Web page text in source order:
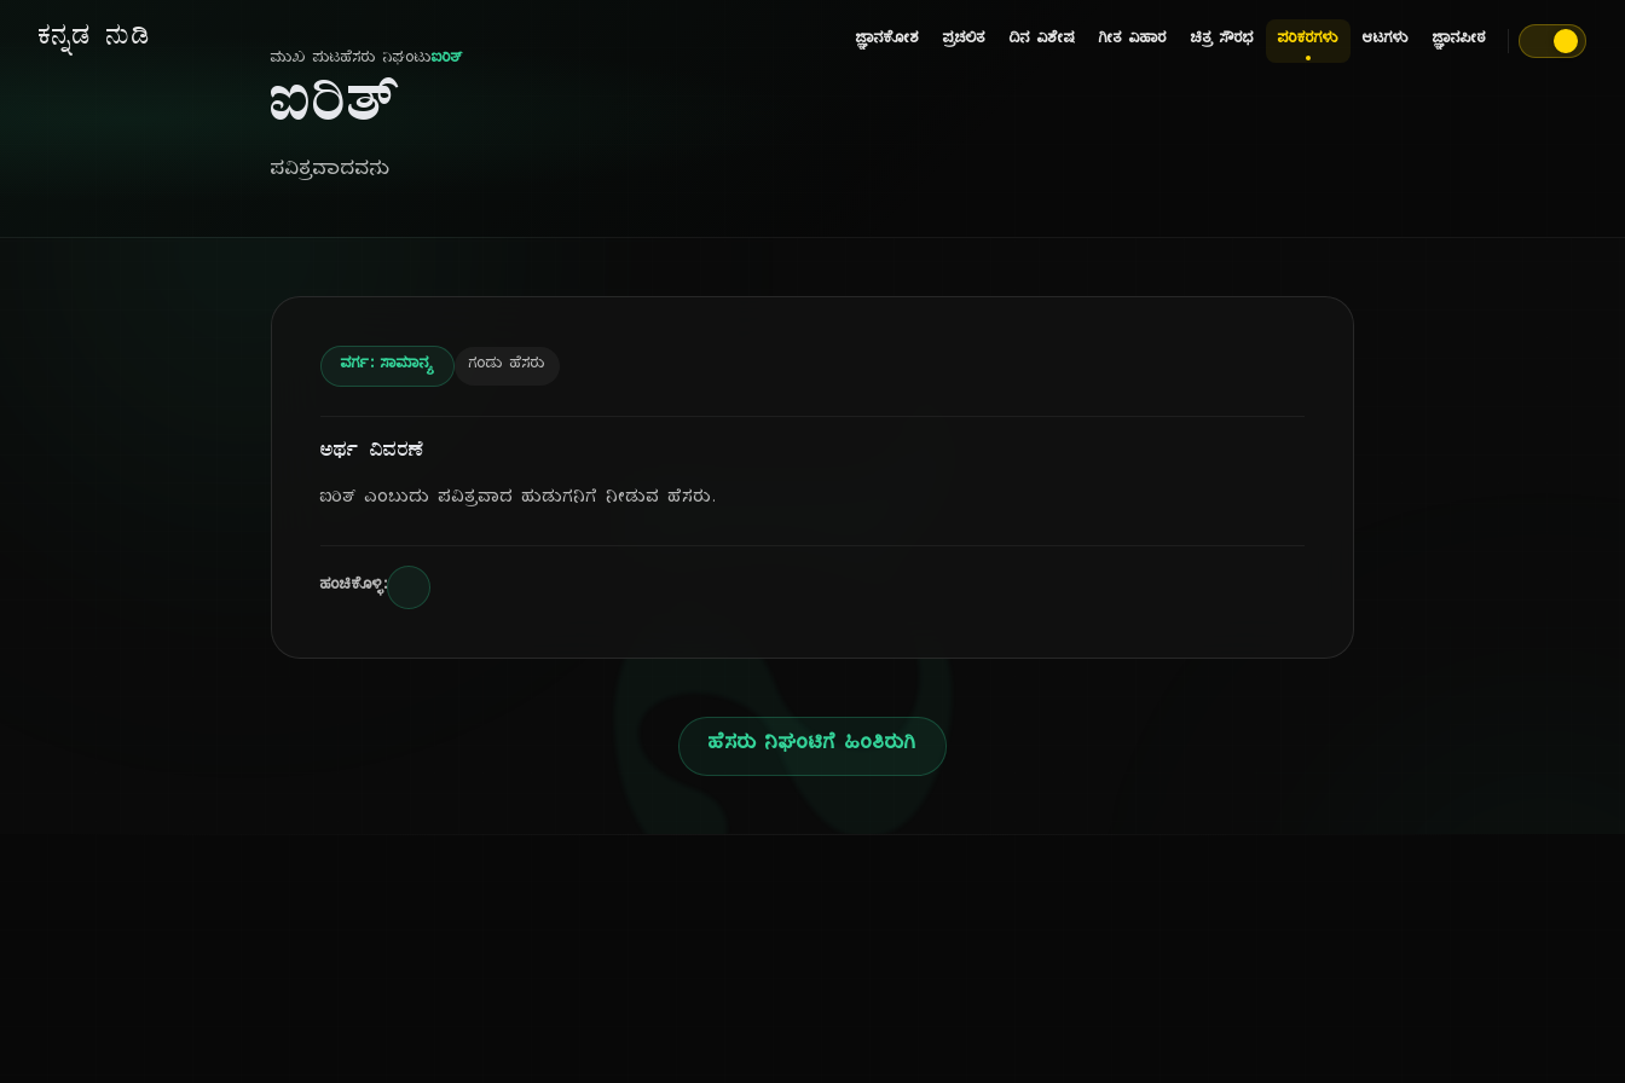
ಕನ್ನಡ ನುಡಿ ಜ್ಞಾನಕೋಶ ಪ್ರಚಲಿತ ದಿನ ವಿಶೇಷ ಗೀತ ವಿಹಾರ ಚಿತ್ರ ಸೌರಭ ಪರಿಕರಗಳು ಆಟಗಳು ಜ್ಞಾನಪೀಠ
ನ
ಮುಖ ಪುಟಹೆಸರು ನಿಘಂಟುಐರಿತ್
ಐರಿತ್
ಪವಿತ್ರವಾದವನು
ವರ್ಗ: ಸಾಮಾನ್ಯ ಗಂಡು ಹೆಸರು
ಅರ್ಥ ವಿವರಣೆ
ಐರಿತ್ ಎಂಬುದು ಪವಿತ್ರವಾದ ಹುಡುಗನಿಗೆ ನೀಡುವ ಹೆಸರು.
ಹಂಚಿಕೊಳ್ಳಿ:
ಹೆಸರು ನಿಘಂಟಿಗೆ ಹಿಂತಿರುಗಿ